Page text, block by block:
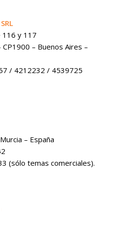
116 y 117
CP1900 – Buenos Aires –
/ 4212232 / 4539725
– España
(sólo temas comerciales).